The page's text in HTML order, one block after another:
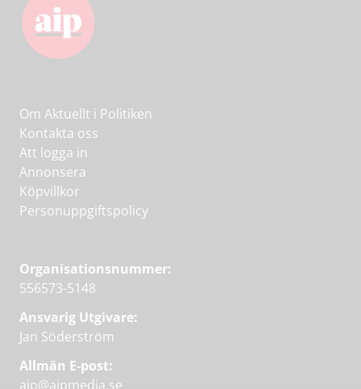
Om Aktuellt i Politiken
Kontakta oss
Att logga in
Annonsera
Köpvillkor
Personuppgiftspolicy
Organisationsnummer:
556573-5148
Ansvarig Utgivare:
Jan Söderström
Allmän E-post:
aip@aipmedia.se